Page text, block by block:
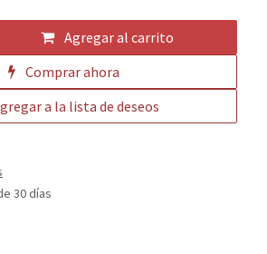
Agregar al carrito
Comprar ahora
a la lista de deseos
30 días